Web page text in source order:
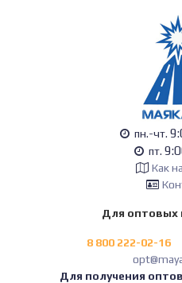
пн.-чт.
пт.
Как
Для оптовых
8 800 222-02-16
Для получения